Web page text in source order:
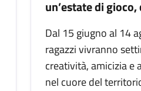
un’estate di
Dal 15 giugno al 14
ragazzi vivranno
creatività, amicizia e
nel cuore del